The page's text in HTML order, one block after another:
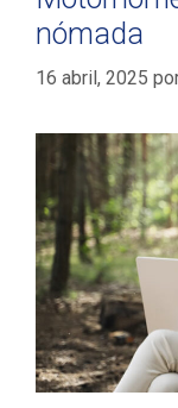
nómada
16 abril, 2025